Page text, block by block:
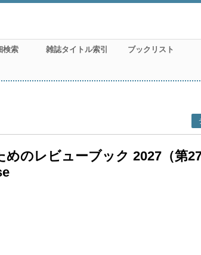
検索 雑誌タイトル索引 ブックリスト
めのレビューブック 2027（第